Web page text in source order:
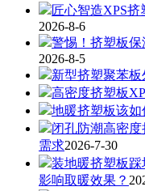
匠心智造XPS
2026-8-6
警惕！挤塑板保
2026-8-5
新型挤塑聚苯
高密度挤塑板
地暖挤塑板该
闭孔防潮高密
需求2026-7-30
装地暖挤塑板
影响取暖效果？